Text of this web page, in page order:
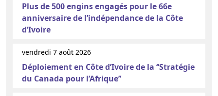
Plus de 500 engins engagés pour le 66e
anniversaire de l’indépendance de la Côte
d’Ivoire
vendredi 7 août 2026
Déploiement en Côte d’Ivoire de la ‘‘Stratégie
du Canada pour l’Afrique’’